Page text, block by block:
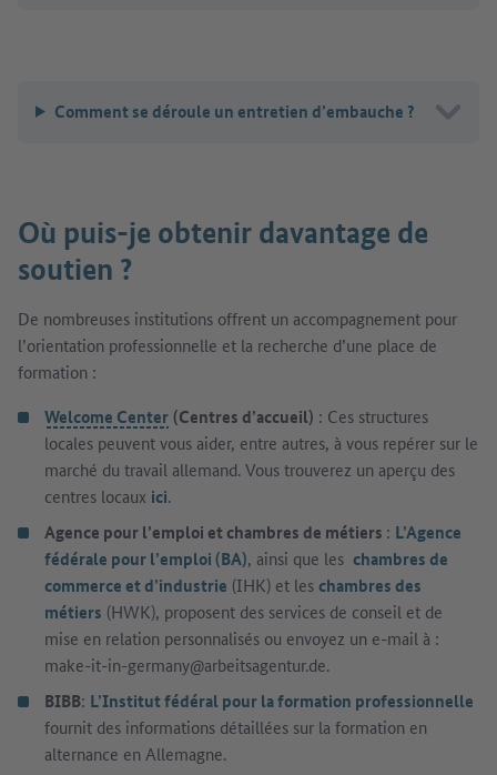
Comment se déroule un entretien d’embauche ?
Où puis-je obtenir davantage de
soutien ?
De nombreuses institutions offrent un accompagnement pour
l’orientation professionnelle et la recherche d’une place de
formation :
Welcome Center (Centres d’accueil) : Ces structures
locales peuvent vous aider, entre autres, à vous repérer sur le
marché du travail allemand. Vous trouverez un aperçu des
centres locaux ici.
Agence pour l’emploi et chambres de métiers : L’Agence
fédérale pour l’emploi (BA), ainsi que les chambres de
commerce et d’industrie (IHK) et leschambres des
métiers (HWK), proposent des services de conseil et de
mise en relation personnalisés ou envoyez un e-mail à :
make-it-in-germany@arbeitsagentur.de.
BIBB: L’Institut fédéral pour la formation professionnelle
fournit des informations détaillées sur la formation en
alternance en Allemagne.